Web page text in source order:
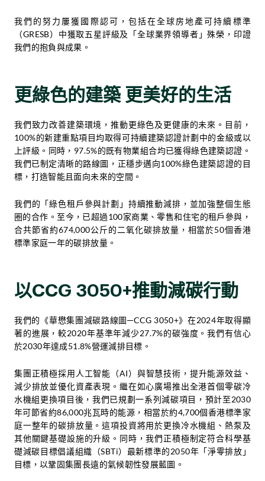
我們的努力屢獲國際認可，包括在全球房地產可持續標準
（GRESB）中獲取五星評級及「全球業界領導者」殊榮，印證
我們的抱負與成果。
更綠色的建築 更美好的生活
我們致力改善建築環境，推動更綠色及更健康的未來。目前，
100%的新建重點項目均取得可持續建築認證計劃中的金級或以
上評級。同時，97.5%的既有物業組合均已獲得綠色建築認證。
我們已制定清晰的路線圖，正穩步邁向100%綠色建築認證的目
標，打造智能且面向未來的空間。
我們的「綠色租戶參與計劃」持續推動減排，並加強整個生態
圈的合作。至今，已超過100家商業、零售和住宅的租戶參與，
合共節省約674,000公斤的二氧化碳排放量，相當於50個香港
標準家庭一年的碳排放量。
以CCG 3050+推動減碳行動
我們的《華懋集團減碳路線圖─CCG 3050+》在2024年取得顯
著的進展，較2020年基準年減少27.7%的碳強度。我們有信心
於2030年達成51.8%營運減排目標。
集團正積極採用人工智能（AI）與智慧技術，提升能源效益、
減少排放並優化資產表現。繼在如心廣場推出全港首個零碳冷
水機組更換項目後，我們已規劃一系列減碳項目，預計至2030
年可節省約86,000兆瓦時的能源，相當於約4,700個香港標準家
庭一整年的碳排放量。這項投資將用於更換冷水機組、熱泵及
其他關鍵基礎設施的升級。同時，我們正積極制定符合科學基
礎減碳目標倡議組織（SBTi）最新標準的2050年「淨零排放」
目標，以鞏固集團長遠的氣候韌性發展藍圖。